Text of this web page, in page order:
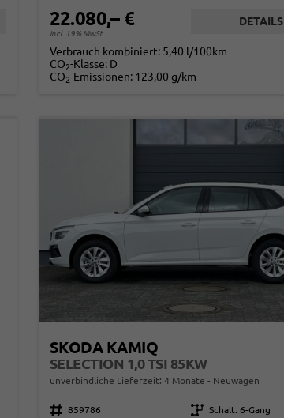
22.080,– €
incl. 19% MwSt.
DETAILS
Verbrauch kombiniert: 5,40 l/100km
CO2-Klasse: D
CO2-Emissionen: 123,00 g/km
SKODA KAMIQ
SELECTION 1,0 TSI 85KW
unverbindliche Lieferzeit: 4 Monate Neuwagen
Fahrzeugnr. 859786 Getriebe Schalt. 6-Gang